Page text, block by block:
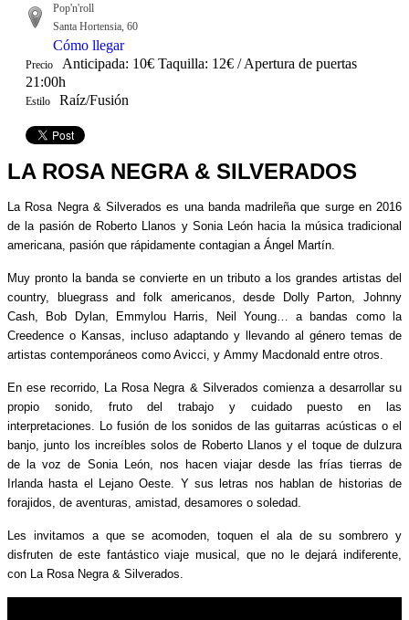
Pop'n'roll
Santa Hortensia, 60
Cómo llegar
Precio
Anticipada: 10€ Taquilla: 12€ / Apertura de puertas
21:00h
Estilo Raíz/Fusión
LA ROSA NEGRA & SILVERADOS
La Rosa Negra & Silverados es una banda madrileña que surge en 2016
de la pasión de Roberto Llanos y Sonia León hacia la música tradicional
americana, pasión que rápidamente contagian a Ángel Martín.
Muy pronto la banda se convierte en un tributo a los grandes artistas del
country, bluegrass and folk americanos, desde Dolly Parton, Johnny
Cash, Bob Dylan, Emmylou Harris, Neil Young… a bandas como la
Creedence o Kansas, incluso adaptando y llevando al género temas de
artistas contemporáneos como Avicci, y Ammy Macdonald entre otros.
En ese recorrido, La Rosa Negra & Silverados comienza a desarrollar su
propio sonido, fruto del trabajo y cuidado puesto en las
interpretaciones. Lo fusión de los sonidos de las guitarras acústicas o el
banjo, junto los increíbles solos de Roberto Llanos y el toque de dulzura
de la voz de Sonia León, nos hacen viajar desde las frías tierras de
Irlanda hasta el Lejano Oeste. Y sus letras nos hablan de historias de
forajidos, de aventuras, amistad, desamores o soledad.
Les invitamos a que se acomoden, toquen el ala de su sombrero y
disfruten de este fantástico viaje musical, que no le dejará indiferente,
con La Rosa Negra & Silverados.